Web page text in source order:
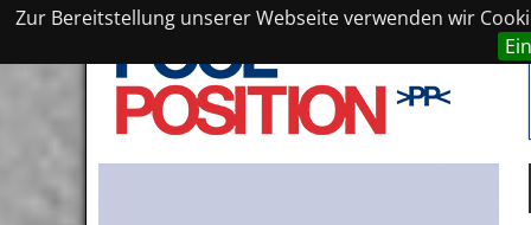
Zur Bereitstellung unserer Webseite verwenden wir